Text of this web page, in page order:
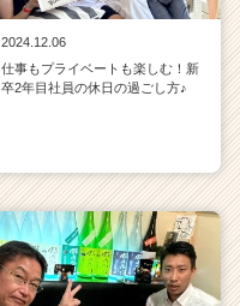
2024.12.06
仕事もプライベートも楽しむ！新
卒2年目社員の休日の過ごし方♪